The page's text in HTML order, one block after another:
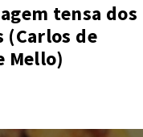
tensa dos
(Carlos de
Mello)